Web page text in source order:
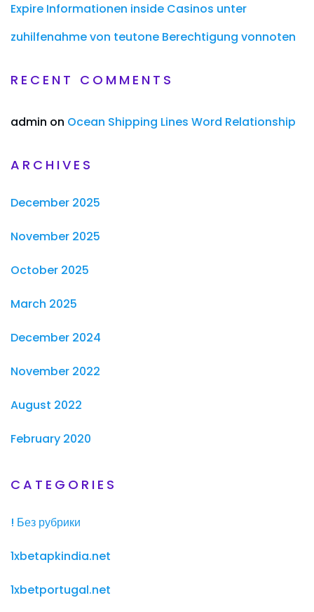
Expire Informationen inside Casinos unter
zuhilfenahme von teutone Berechtigung vonnoten
RECENT COMMENTS
admin on Ocean Shipping Lines Word Relationship
ARCHIVES
December 2025
November 2025
October 2025
March 2025
December 2024
November 2022
August 2022
February 2020
CATEGORIES
! Без рубрики
1xbetapkindia.net
1xbetportugal.net